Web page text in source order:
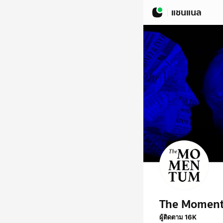
แชนแนล
The
ผู้ติดตาม 16K